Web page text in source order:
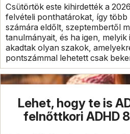
Csütörtök este kihirdették a
felvételi ponthatárokat, így több
számára eldőlt, szeptembertől
tanulmányait, és ha igen,
akadtak olyan szakok,
pontszámmal lehetett csak
Lehet, hogy te is
felnőttkori ADHD